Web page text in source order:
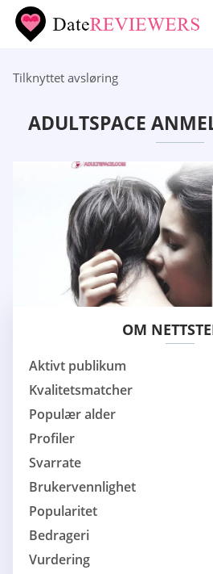
Tilknyttet avsløring
ADULTSPACE
OM
Aktivt publikum
Kvalitetsmatcher
Populær alder
Profiler
Svarrate
Brukervennlighet
Popularitet
Bedrageri
Vurdering